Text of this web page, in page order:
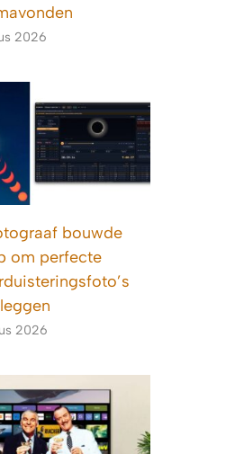
2026
bouwde
om perfecte
2026